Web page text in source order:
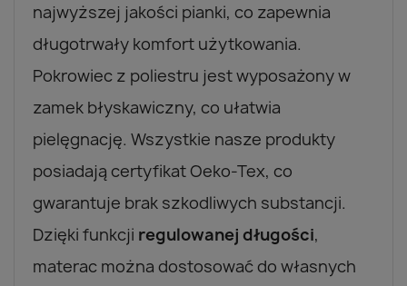
najwyższej jakości pianki, co zapewnia
długotrwały komfort użytkowania.
Pokrowiec z poliestru jest wyposażony w
zamek błyskawiczny, co ułatwia
pielęgnację. Wszystkie nasze produkty
posiadają certyfikat Oeko-Tex, co
gwarantuje brak szkodliwych substancji.
Dzięki funkcji regulowanej długości,
materac można dostosować do własnych